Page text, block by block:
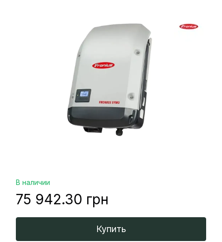
В наличии
75 942.30 грн
Купить